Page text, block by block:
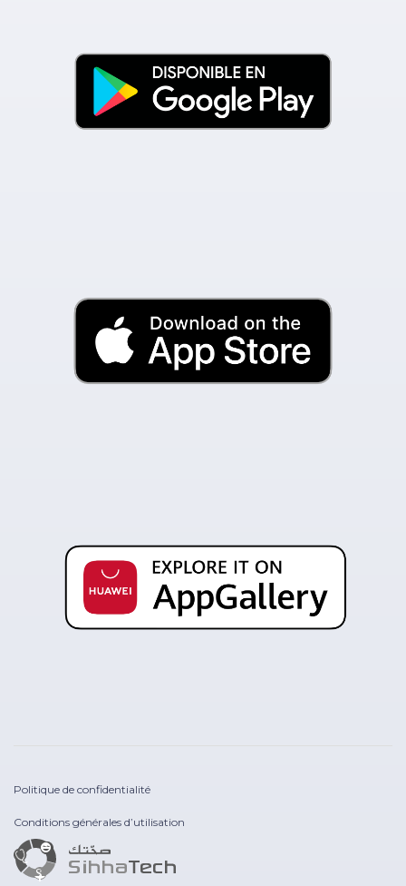
Politique de confidentialité
Conditions générales d’utilisation